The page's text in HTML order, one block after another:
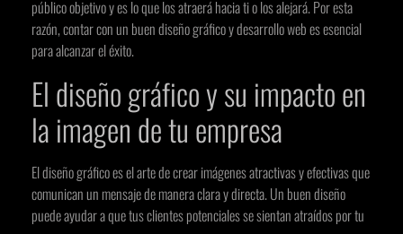
público objetivo y es lo que los atraerá hacia ti o los alejará. Por esta
razón, contar con un buen diseño gráfico y desarrollo web es esencial
para alcanzar el éxito.
El diseño gráfico y su impacto en
la imagen de tu empresa
El diseño gráfico es el arte de crear imágenes atractivas y efectivas que
comunican un mensaje de manera clara y directa. Un buen diseño
puede ayudar a que tus clientes potenciales se sientan atraídos por tu